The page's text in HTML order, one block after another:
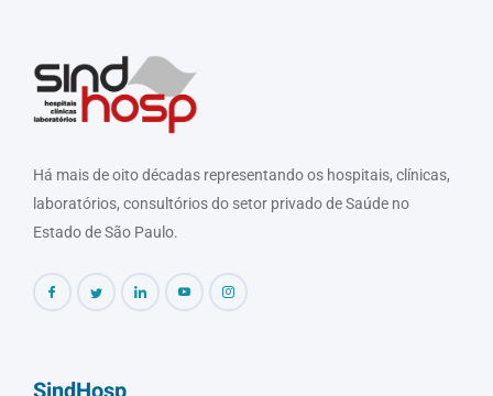
Há mais de oito décadas representando os hospitais, clínicas,
laboratórios, consultórios do setor privado de Saúde no
Estado de São Paulo.